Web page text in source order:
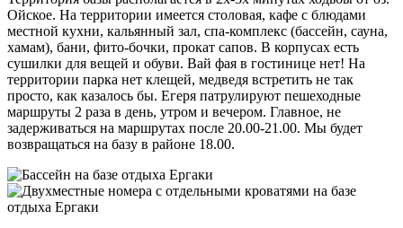
Ойское. На территории имеется столовая, кафе с блюдами
местной кухни, кальянный зал, спа-комплекс (бассейн, сауна,
хамам), бани, фито-бочки, прокат сапов. В корпусах есть
сушилки для вещей и обуви. Вай фая в гостинице нет! На
территории парка нет клещей, медведя встретить не так
просто, как казалось бы. Егеря патрулируют пешеходные
маршруты 2 раза в день, утром и вечером. Главное, не
задерживаться на маршрутах после 20.00-21.00. Мы будет
возвращаться на базу в районе 18.00.